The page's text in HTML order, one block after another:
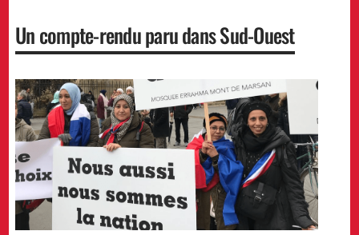
Un compte-rendu paru dans Sud-Ouest